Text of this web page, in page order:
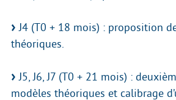
J4 (T0 + 18 mois) : proposition
théoriques.
J5, J6, J7 (T0 + 21 mois) :
modèles théoriques et calibrage